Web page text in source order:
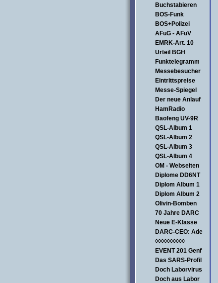
Buchstabieren
BOS-Funk
BOS+Polizei
AFuG - AFuV
EMRK-Art. 10
Urteil BGH
Funktelegramm
Messebesucher
Eintrittspreise
Messe-Spiegel
Der neue Anlauf
HamRadio
Baofeng UV-9R
QSL-Album 1
QSL-Album 2
QSL-Album 3
QSL-Album 4
OM - Webseiten
Diplome DD6NT
Diplom Album 1
Diplom Album 2
Olivin-Bomben
70 Jahre DARC
Neue E-Klasse
DARC-CEO: Ade
◊◊◊◊◊◊◊◊◊◊
EVENT 201 Genf
Das SARS-Profil
Doch Laborvirus
Doch aus Labor